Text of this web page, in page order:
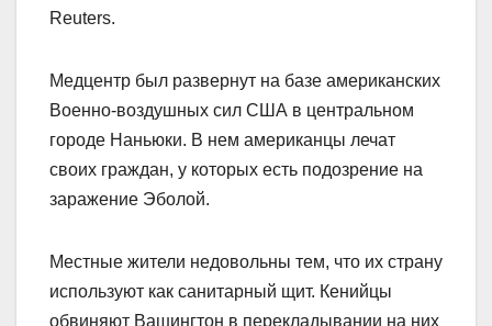
Reuters.
Медцентр был развернут на базе американских
Военно-воздушных сил США в центральном
городе Наньюки. В нем американцы лечат
своих граждан, у которых есть подозрение на
заражение Эболой.
Местные жители недовольны тем, что их страну
используют как санитарный щит. Кенийцы
обвиняют Вашингтон в перекладывании на них